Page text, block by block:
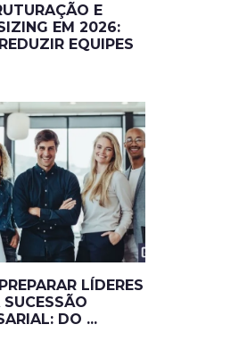
E
EM 2026:
EQUIPES
LÍDERES
SUCESSÃO
DO ...